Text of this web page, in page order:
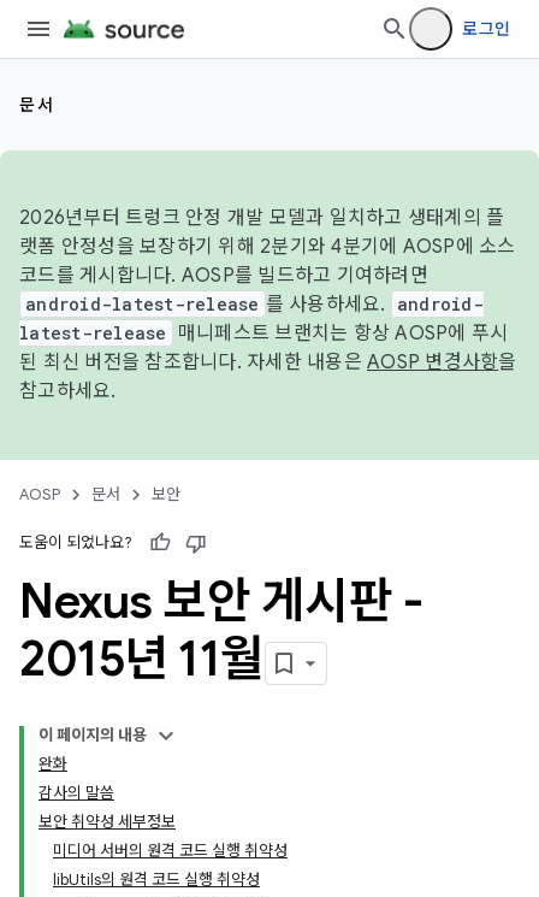
로그인
문서
2026년부터 트렁크 안정 개발 모델과 일치하고 생태계의 플
랫폼 안정성을 보장하기 위해 2분기와 4분기에 AOSP에 소스
코드를 게시합니다. AOSP를 빌드하고 기여하려면
android-latest-release 를 사용하세요.
android-
latest-release
매니페스트 브랜치는 항상 AOSP에 푸시
된 최신 버전을 참조합니다. 자세한 내용은 AOSP 변경사항을
참고하세요.
AOSP 문서 보안
도움이 되었나요?
Nexus 보안 게시판 -
2015년 11월
이 페이지의 내용
완화
감사의 말씀
보안 취약성 세부정보
미디어 서버의 원격 코드 실행 취약성
libUtils의 원격 코드 실행 취약성